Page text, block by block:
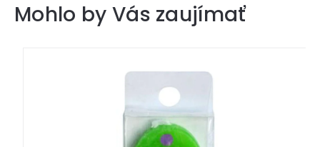
Mohlo by Vás zaujímať